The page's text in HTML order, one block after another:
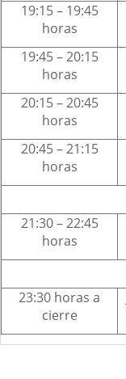
19:15 – 19:45
horas
19:45 – 20:15
horas
20:15 – 20:45
horas
20:45 – 21:15
horas
21:30 – 22:45
horas
23:30 horas a
cierre